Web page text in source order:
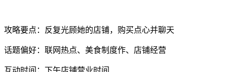
攻略要点：反复光顾她的店铺，购买点心并聊天
话题偏好：联网热点、美食制度作、店铺经营
互动时间：下午店铺营业时间